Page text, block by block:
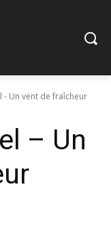
- Un vent de fraîcheur
– Un